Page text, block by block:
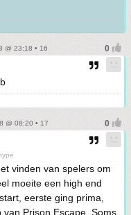
@ 23:18 • 16
@ 08:20 • 17
vinden van spelers om
moeite een high end
eerste ging prima,
Prison Escape. Soms